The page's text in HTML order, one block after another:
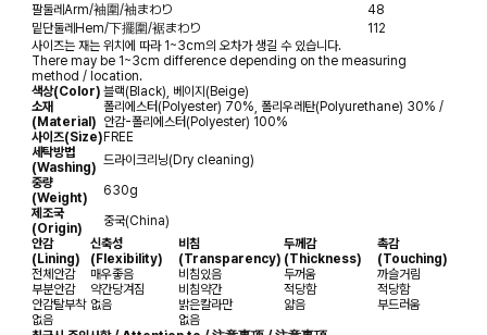
팔둘레Arm/袖圍/袖まわり
48
밑단둘레Hem/下擺圍/裾まわり
112
사이즈는 재는 위치에 따라 1~3cm의 오차가 생길 수 있습니다.
There may be 1~3cm difference depending on the measuring
method / location.
색상(Color) 블랙(Black), 베이지(Beige)
소재
(Material)
폴리에스터(Polyester) 70%, 폴리우레탄(Polyurethane) 30% /
안감-폴리에스터(Polyester) 100%
사이즈(Size)FREE
세탁방법
(Washing) 드라이크리닝(Dry cleaning)
중량
(Weight)
630g
제조국
(Origin)
중국(China)
안감
(Lining)
신축성
(Flexibility)
비침
(Transparency)
두께감
(Thickness)
촉감
(Touching)
전체안감
매우좋음 비침있음 두꺼움
까슬거림
부분안감
약간당겨짐 비침약간 적당함
적당함
안감탈부착 없음 밝은칼라만 얇음
부드러움
없음
없음